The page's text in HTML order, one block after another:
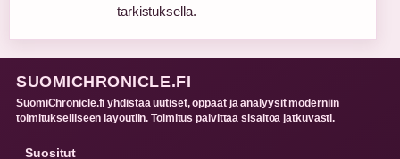
tarkistuksella.
SUOMICHRONICLE.FI
SuomiChronicle.fi yhdistaa uutiset, oppaat ja analyysit moderniin
toimitukselliseen layoutiin. Toimitus paivittaa sisaltoa jatkuvasti.
Suositut